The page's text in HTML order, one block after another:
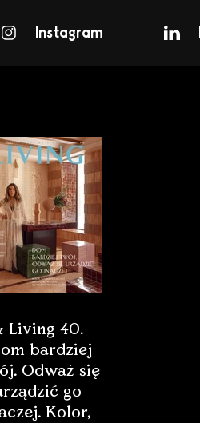
Instagram
Living 40.
bardziej
Odważ się
go
Kolor,